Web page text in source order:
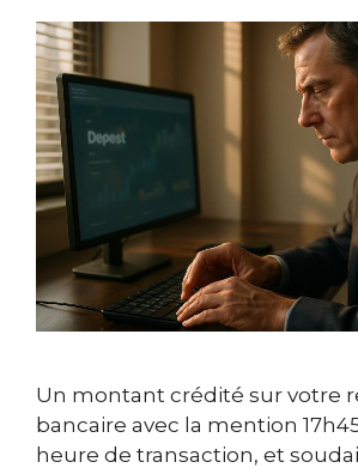
Un montant crédité sur votre
bancaire avec la mention
heure de transaction, et